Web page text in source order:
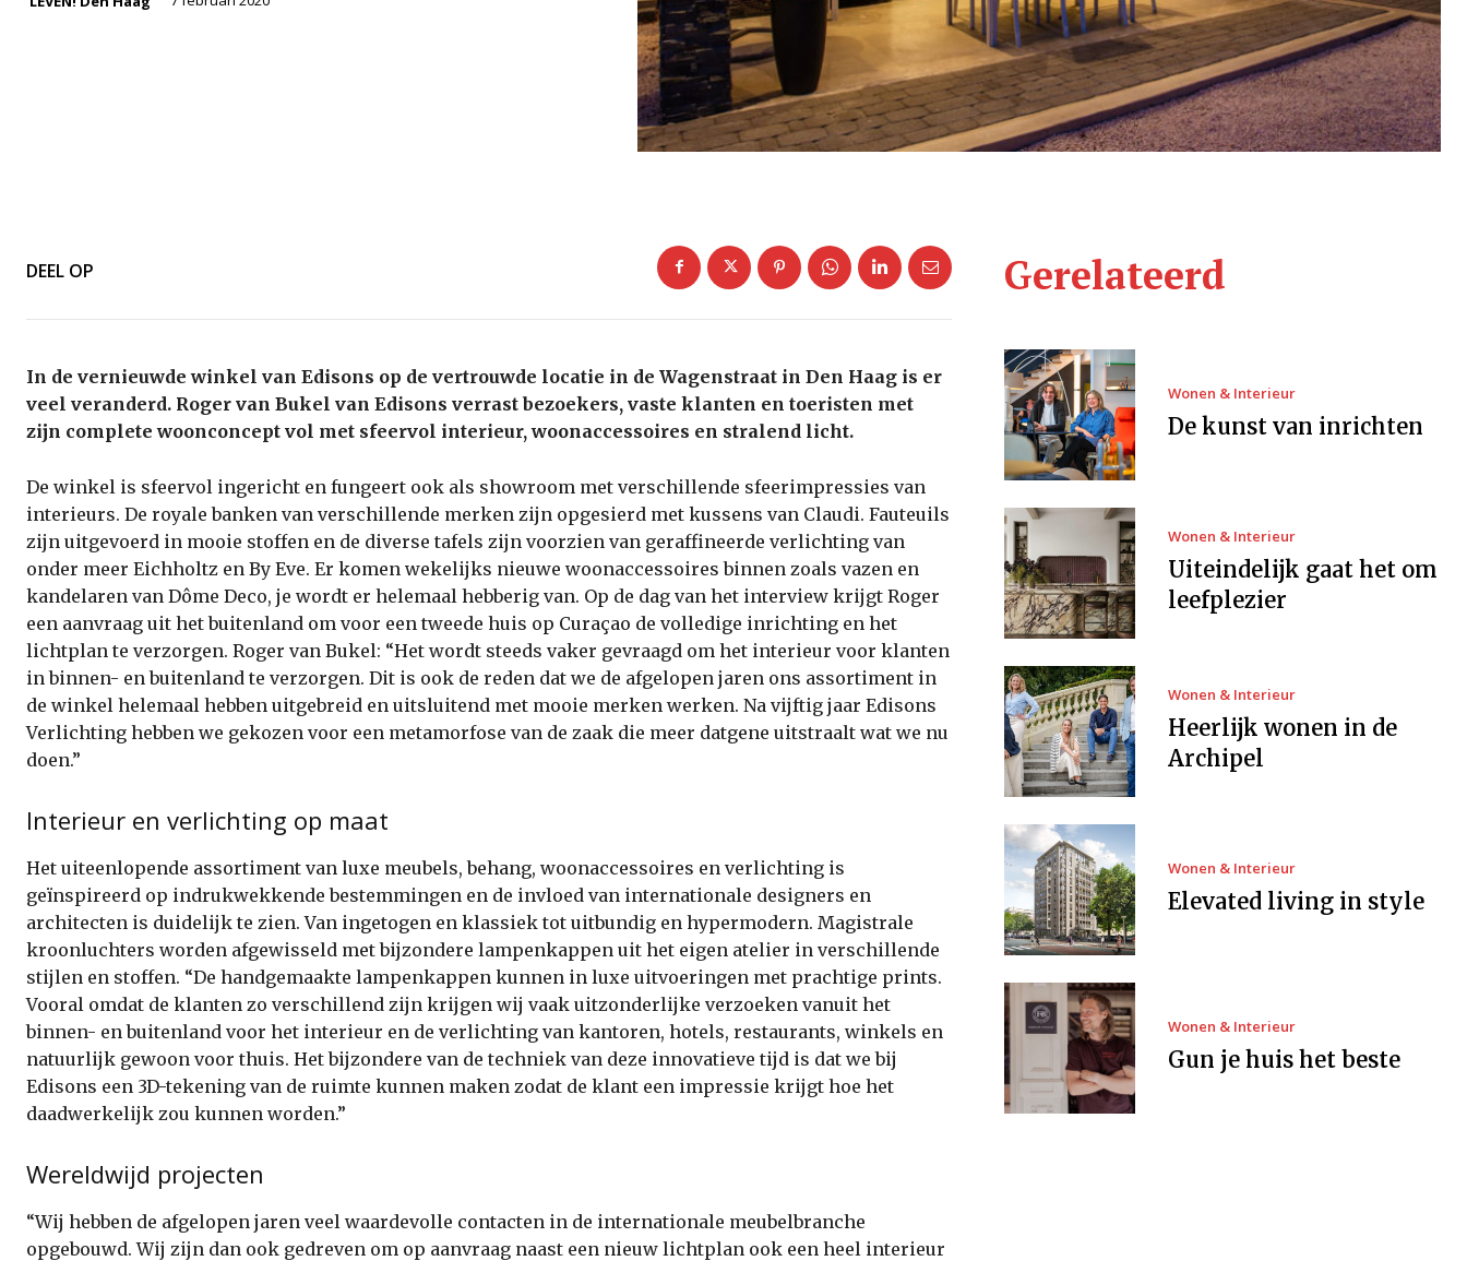
DEEL OP
In de vernieuwde winkel van Edisons op de vertrouwde locatie in de Wagenstraat in Den Haag is er
veel veranderd. Roger van Bukel van Edisons verrast bezoekers, vaste klanten en toeristen met
zijn complete woonconcept vol met sfeervol interieur, woonaccessoires en stralend licht.
De winkel is sfeervol ingericht en fungeert ook als showroom met verschillende sfeerimpressies van
interieurs. De royale banken van verschillende merken zijn opgesierd met kussens van Claudi. Fauteuils
zijn uitgevoerd in mooie stoffen en de diverse tafels zijn voorzien van geraffineerde verlichting van
onder meer Eichholtz en By Eve. Er komen wekelijks nieuwe woonaccessoires binnen zoals vazen en
kandelaren van Dôme Deco, je wordt er helemaal hebberig van. Op de dag van het interview krijgt Roger
een aanvraag uit het buitenland om voor een tweede huis op Curaçao de volledige inrichting en het
lichtplan te verzorgen. Roger van Bukel: “Het wordt steeds vaker gevraagd om het interieur voor klanten
in binnen- en buitenland te verzorgen. Dit is ook de reden dat we de afgelopen jaren ons assortiment in
de winkel helemaal hebben uitgebreid en uitsluitend met mooie merken werken. Na vijftig jaar Edisons
Verlichting hebben we gekozen voor een metamorfose van de zaak die meer datgene uitstraalt wat we nu
doen.”
Interieur en verlichting op maat
Het uiteenlopende assortiment van luxe meubels, behang, woonaccessoires en verlichting is
geïnspireerd op indrukwekkende bestemmingen en de invloed van internationale designers en
architecten is duidelijk te zien. Van ingetogen en klassiek tot uitbundig en hypermodern. Magistrale
kroonluchters worden afgewisseld met bijzondere lampenkappen uit het eigen atelier in verschillende
stijlen en stoffen. “De handgemaakte lampenkappen kunnen in luxe uitvoeringen met prachtige prints.
Vooral omdat de klanten zo verschillend zijn krijgen wij vaak uitzonderlijke verzoeken vanuit het
binnen- en buitenland voor het interieur en de verlichting van kantoren, hotels, restaurants, winkels en
natuurlijk gewoon voor thuis. Het bijzondere van de techniek van deze innovatieve tijd is dat we bij
Edisons een 3D-tekening van de ruimte kunnen maken zodat de klant een impressie krijgt hoe het
daadwerkelijk zou kunnen worden.”
Wereldwijd projecten
“Wij hebben de afgelopen jaren veel waarde­volle contacten in de internationale meubelbranche
opgebouwd. Wij zijn dan ook gedreven om op aanvraag naast een nieuw lichtplan ook een heel interieur
Gerelateerd
Wonen & Interieur
De kunst van inrichten
Wonen & Interieur
Uiteindelijk gaat het om
leefplezier
Wonen & Interieur
Heerlijk wonen in de
Archipel
Wonen & Interieur
Elevated living in style
Wonen & Interieur
Gun je huis het beste